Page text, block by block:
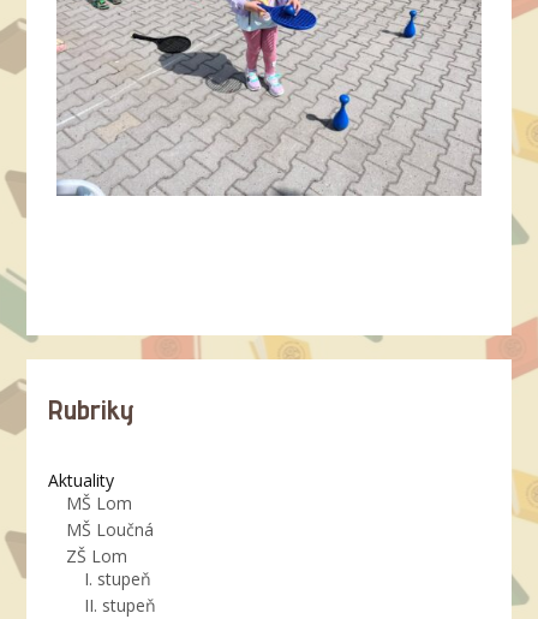
Rubriky
Aktuality
MŠ Lom
MŠ Loučná
ZŠ Lom
I. stupeň
II. stupeň